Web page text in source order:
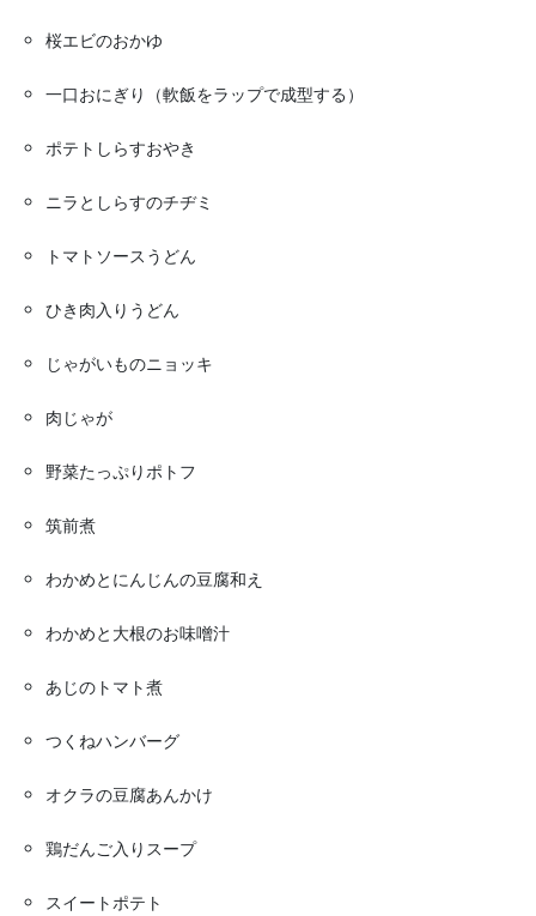
桜エビのおかゆ
一口おにぎり（軟飯をラップで成型する）
ポテトしらすおやき
ニラとしらすのチヂミ
トマトソースうどん
ひき肉入りうどん
じゃがいものニョッキ
肉じゃが
野菜たっぷりポトフ
筑前煮
わかめとにんじんの豆腐和え
わかめと大根のお味噌汁
あじのトマト煮
つくねハンバーグ
オクラの豆腐あんかけ
鶏だんご入りスープ
スイートポテト